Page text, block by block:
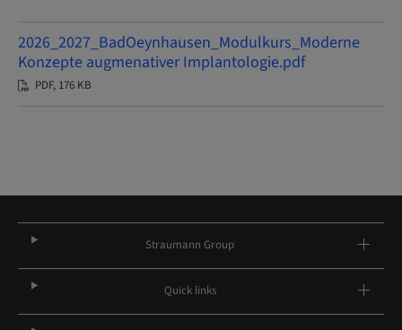
2026_2027_BadOeynhausen_Modulkurs_Moderne
Konzepte augmenativer Implantologie.pdf
PDF, 176 KB
Straumann Group
Quick links